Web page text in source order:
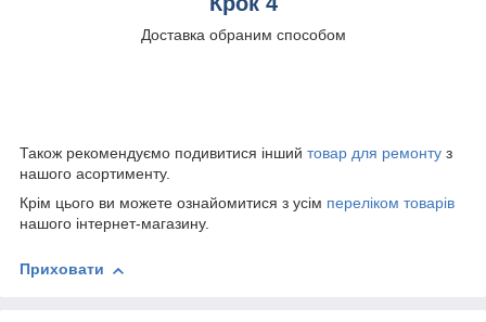
Доставка обраним способом
Також рекомендуємо подивитися інший товар для ремонту з
нашого асортименту.
Крім цього ви можете ознайомитися з усім переліком товарів
нашого інтернет-магазину.
Приховати